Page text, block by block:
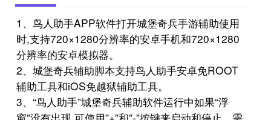
1、鸟人助手APP软件打开城堡奇兵手游辅助使用
时,支持720×1280分辨率的安卓手机和720×1280
分辨率的安卓模拟器。
2、城堡奇兵辅助脚本支持鸟人助手安卓免ROOT
辅助工具和iOS免越狱辅助工具。
3、“鸟人助手”城堡奇兵辅助软件运行中如果“浮